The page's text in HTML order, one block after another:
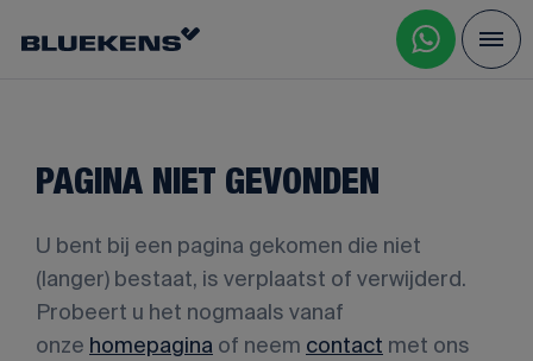
PAGINA NIET GEVONDEN
U bent bij een pagina gekomen die niet
(langer) bestaat, is verplaatst of verwijderd.
Probeert u het nogmaals vanaf
onze homepagina of neem contact met ons